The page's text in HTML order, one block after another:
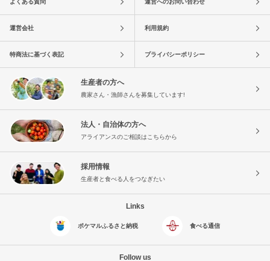
運営会社 利用規約
特商法に基づく表記 プライバシーポリシー
生産者の方へ
農家さん・漁師さんを募集しています!
法人・自治体の方へ
アライアンスのご相談はこちらから
採用情報
生産者と食べる人をつなぎたい
Links
ポケマルふるさと納税 食べる通信
Follow us